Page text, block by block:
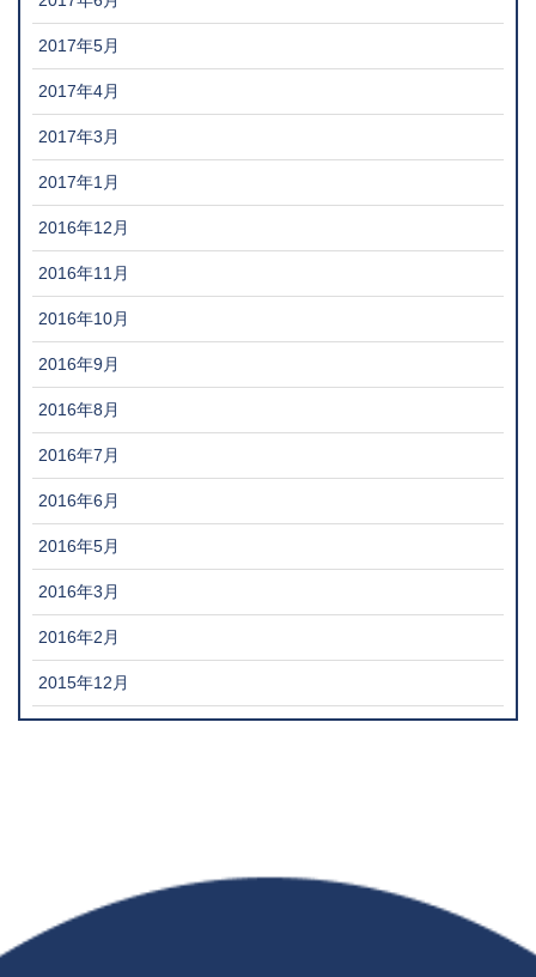
2017年5月
2017年4月
2017年3月
2017年1月
2016年12月
2016年11月
2016年10月
2016年9月
2016年8月
2016年7月
2016年6月
2016年5月
2016年3月
2016年2月
2015年12月